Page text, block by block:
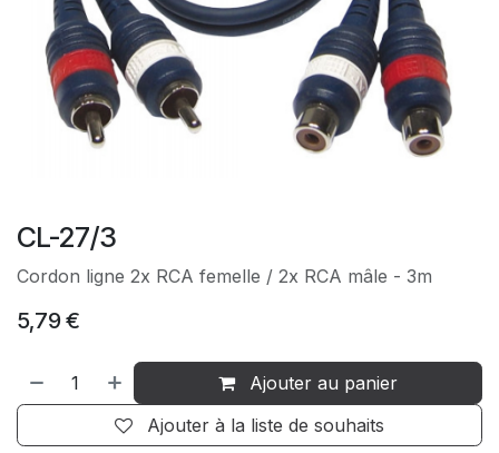
CL-27/3
Cordon ligne 2x RCA femelle / 2x RCA mâle - 3m
5,79€
Ajouter au panier
Ajouter à la liste de souhaits